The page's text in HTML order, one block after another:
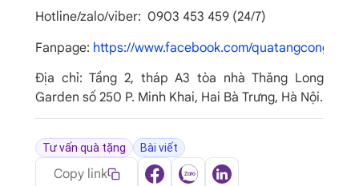
Hotline/zalo/viber: 0903 453 459 (24/7)
Fanpage: https://www.facebook.com/
Địa chỉ: Tầng 2, tháp A3 tòa nhà Thăng Long
Garden số 250 P. Minh Khai, Hai Bà Trưng, Hà Nội.
Tư vấn quà tặng Bài viết
Copy link